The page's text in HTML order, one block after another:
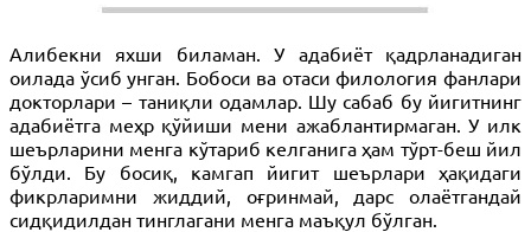
Алибекни яхши биламан. У адабиёт қадрланадиган
оилада ўсиб унган. Бобоси ва отаси филология фанлари
докторлари – таниқли одамлар. Шу сабаб бу йигитнинг
адабиётга меҳр қўйиши мени ажаблантирмаган. У илк
шеърларини менга кўтариб келганига ҳам тўрт-беш йил
бўлди. Бу босиқ, камгап йигит шеър­лари ҳақидаги
фикрларимни жиддий, оғринмай, дарс олаётгандай
сидқидилдан тинглагани менга маъқул бўлган.